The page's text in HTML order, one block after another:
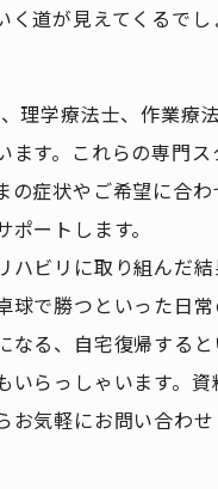
く道が見えてくるでし
理学療法士、作業療
ます。これらの専門ス
の症状やご希望に合
ートします。
ハビリに取り組んだ
球で勝つといった日
なる、自宅復帰する
いらっしゃいます。資
お気軽にお問い合わせ